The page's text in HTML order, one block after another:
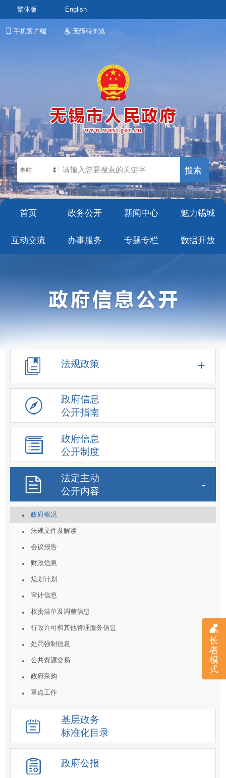
繁体版 English
手机客户端 无障碍浏览
长
者
模
式
本站
首页 政务公开 新闻中心 魅力锡城
互动交流 办事服务 专题专栏 数据开放
法规政策
政府信息
公开指南
政府信息
公开制度
法定主动
公开内容
政府概况
法规文件及解读
会议报告
财政信息
规划计划
审计信息
权责清单及调整信息
行政许可和其他管理服务信息
处罚强制信息
公共资源交易
政府采购
重点工作
统计数据及解读
重大决策预公开
建议提案结果公开
人事信息
重大项目
基层政务
标准化目录
政府公报